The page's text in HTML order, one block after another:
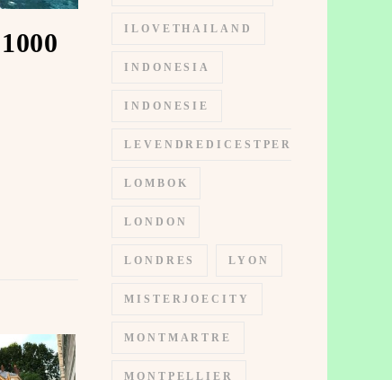
ILOVETHAILAND
INDONESIA
INDONESIE
LEVENDREDICESTPERMIS
LOMBOK
LONDON
LONDRES LYON
MISTERJOECITY
MONTMARTRE
MONTPELLIER